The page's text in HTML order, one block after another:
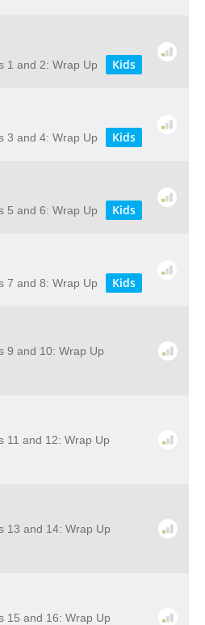
1 and 2: Wrap Up Kids
3 and 4: Wrap Up Kids
5 and 6: Wrap Up Kids
7 and 8: Wrap Up Kids
9 and 10: Wrap Up
11 and 12: Wrap Up
13 and 14: Wrap Up
15 and 16: Wrap Up